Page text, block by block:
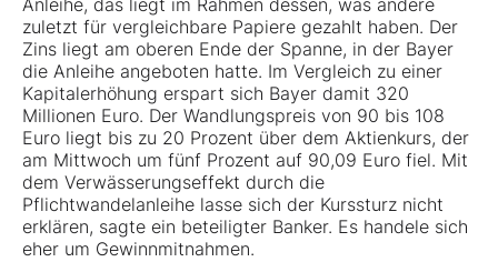
Anleihe, das liegt im Rahmen dessen, was andere
zuletzt für vergleichbare Papiere gezahlt haben. Der
Zins liegt am oberen Ende der Spanne, in der Bayer
die Anleihe angeboten hatte. Im Vergleich zu einer
Kapitalerhöhung erspart sich Bayer damit 320
Millionen Euro. Der Wandlungspreis von 90 bis 108
Euro liegt bis zu 20 Prozent über dem Aktienkurs, der
am Mittwoch um fünf Prozent auf 90,09 Euro fiel. Mit
dem Verwässerungseffekt durch die
Pflichtwandelanleihe lasse sich der Kurssturz nicht
erklären, sagte ein beteiligter Banker. Es handele sich
eher um Gewinnmitnahmen.